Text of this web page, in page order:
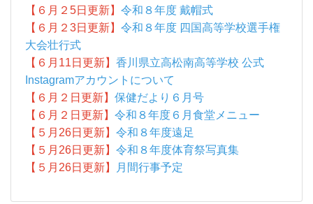
【６月２5日更新】 令和８年度 戴帽式
【６月２3日更新】 令和８年度 四国高等学校選手権
大会壮行式
【６月11日更新】 香川県立高松南高等学校 公式
Instagramアカウントについて
【６月２日更新】 保健だより６月号
【６月２日更新】 令和８年度６月食堂メニュー
【５月26日更新】 令和８年度遠足
【５月26日更新】 令和８年度体育祭写真集
【５月26日更新】
月間行事予定